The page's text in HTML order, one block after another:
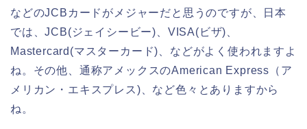
などのJCBカードがメジャーだと思うのですが、日本
では、JCB(ジェイシービー)、VISA(ビザ)、
Mastercard(マスターカード)、などがよく使われますよ
ね。その他、通称アメックスのAmerican Express（ア
メリカン・エキスプレス)、など色々とありますから
ね。